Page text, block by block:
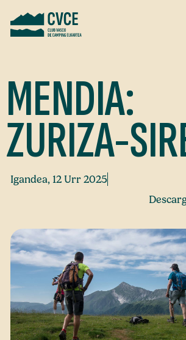
MENDIA:
ZURIZA-
Igandea, 12 Urr 2025